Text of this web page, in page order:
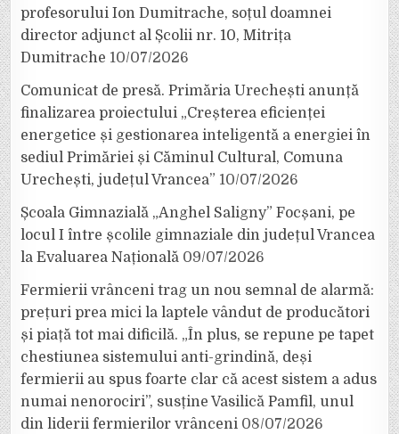
profesorului Ion Dumitrache, soțul doamnei
director adjunct al Școlii nr. 10, Mitrița
Dumitrache 10/07/2026
Comunicat de presă. Primăria Urechești anunță
finalizarea proiectului „Creșterea eficienței
energetice și gestionarea inteligentă a energiei în
sediul Primăriei și Căminul Cultural, Comuna
Urechești, județul Vrancea” 10/07/2026
Școala Gimnazială „Anghel Saligny” Focșani, pe
locul I între școlile gimnaziale din județul Vrancea
la Evaluarea Națională 09/07/2026
Fermierii vrânceni trag un nou semnal de alarmă:
prețuri prea mici la laptele vândut de producători
și piață tot mai dificilă. „În plus, se repune pe tapet
chestiunea sistemului anti-grindină, deși
fermierii au spus foarte clar că acest sistem a adus
numai nenorociri”, susține Vasilică Pamfil, unul
din liderii fermierilor vrânceni 08/07/2026